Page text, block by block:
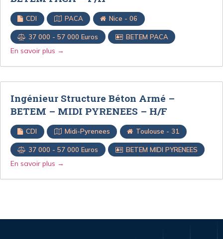
CDI PACA Nice - 06
37 000 - 57 000 Euros BETEM PACA
En savoir plus
Ingénieur Structure Béton Armé –
BETEM – MIDI PYRENEES – H/F
CDI Midi-Pyrenees Toulouse - 31
37 000 - 57 000 Euros BETEM MIDI PYRENEES
En savoir plus